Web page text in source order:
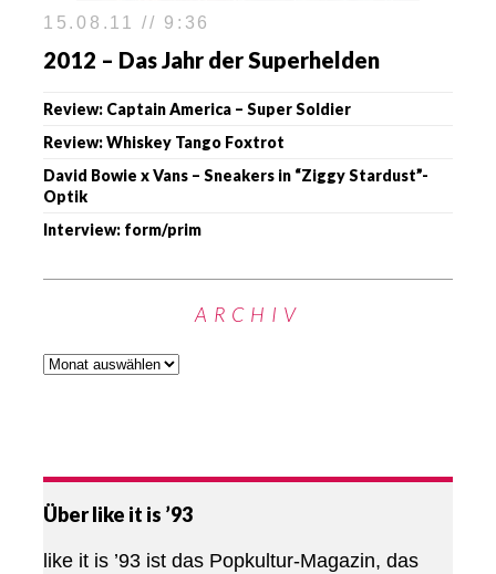
15.08.11 // 9:36
2012 – Das Jahr der Superhelden
Review: Captain America – Super Soldier
Review: Whiskey Tango Foxtrot
David Bowie x Vans – Sneakers in “Ziggy Stardust”-
Optik
Interview: form/prim
ARCHIV
Über like it is ’93
like it is ’93 ist das Popkultur-Magazin, das